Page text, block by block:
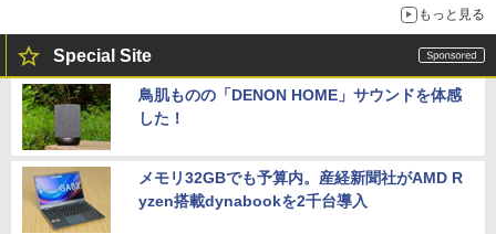
もっと見る
Special Site
鳥肌ものの「DENON HOME」サウンドを体感
した！
メモリ32GBでも予算内。産経新聞社がAMD R
yzen搭載dynabookを2千台導入